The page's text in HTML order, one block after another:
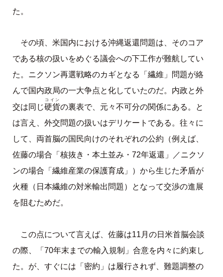
た。
その頃、米国内における沖縄返還問題は、そのコア
である核の扱いをめぐる議会への下工作が難航してい
た。ニクソン再選戦略のカギとなる「繊維」問題が絡
んで国内政局の一大争点と化していたのだ。内政と外
交は同じ硬貨
コイン
の裏表で、元々不可分の関係にある。と
は言え、外交問題の扱いはデリケートである。往々に
して、両首脳の国民向けのそれぞれの公約（例えば、
佐藤の場合「核抜き・本土並み・72年返還」／ニクソ
ンの場合「繊維産業の保護育成」）から生じた矛盾が
火種（日本繊維の対米輸出問題）となって交渉の進展
を阻むためだ。
この点について言えば、佐藤は11月の日米首脳会談
の際、「70年末までの輸入規制」合意を内々に約束し
た。が、すぐには「密約」は履行されず、難題調整の